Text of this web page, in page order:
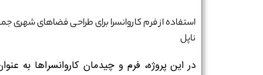
استفاده از فرم کاروانسرا برای طراحی فضاهای شهری
ناپل
در این پروژه، فرم و چیدمان کاروانسراها به